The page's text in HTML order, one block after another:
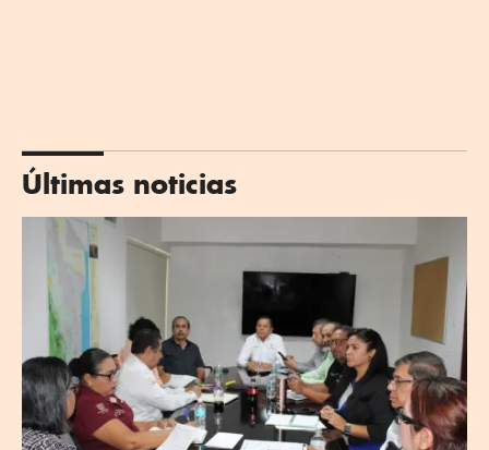
Últimas noticias